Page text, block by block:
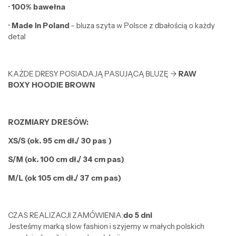
•100% bawełna
• Made in Poland – bluza szyta w Polsce z dbałością o każdy
detal
KAŻDE DRESY POSIADAJĄ PASUJĄCĄ BLUZĘ -> RAW
BOXY HOODIE BROWN
ROZMIARY DRESÓW:
XS/S (ok. 95 cm dł./ 30 pas )
S/M (ok. 100 cm dł./ 34 cm pas)
M/L (ok 105 cm dł./ 37 cm pas)
CZAS REALIZACJI ZAMÓWIENIA:do 5 dni
Jesteśmy marką slow fashion i szyjemy w małych polskich